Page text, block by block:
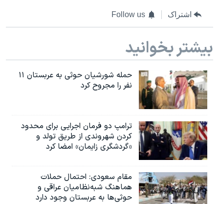
اشتراک Follow us
بیشتر بخوانید
حمله شورشیان حوثی به عربستان ۱۱
نفر را مجروح کرد
ترامپ دو فرمان اجرایی برای محدود
کردن شهروندی از طریق تولد و
«گردشگری زایمان» امضا کرد
مقام سعودی: احتمال حملات
هماهنگ شبه‌نظامیان عراقی و
حوثی‌ها به عربستان وجود دارد